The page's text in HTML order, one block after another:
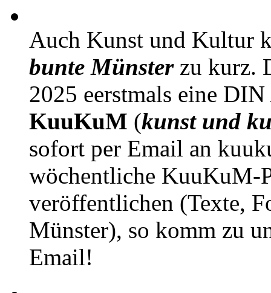
Auch Kunst und Kultur
bunte Münsterzu kurz.
2025 eerstmals eine
KuuKuM (kunst und
sofort per Email an
wöchentliche KuuKuM-
veröffentlichen (Texte,
Münster), so komm zu
Email!